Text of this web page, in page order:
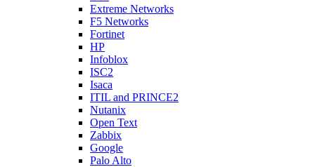
Extreme Networks
F5 Networks
Fortinet
HP
Infoblox
ISC2
Isaca
ITIL and PRINCE2
Nutanix
Open Text
Zabbix
Google
Palo Alto